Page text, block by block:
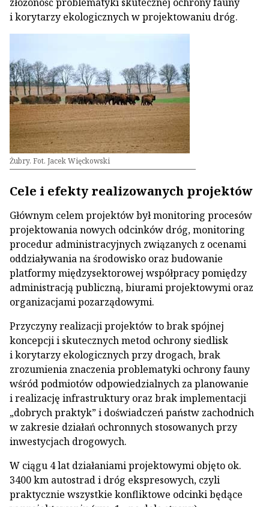
i korytarzy ekologicznych w projektowaniu dróg.
Żubry. Fot. Jacek Więckowski
Cele i efekty realizowanych projektów
Głównym celem projektów był monitoring procesów
projektowania nowych odcinków dróg, monitoring
procedur administracyjnych związanych z ocenami
oddziaływania na środowisko oraz budowanie
platformy międzysektorowej współpracy pomiędzy
administracją publiczną, biurami projektowymi oraz
organizacjami pozarządowymi.
Przyczyny realizacji projektów to brak spójnej
koncepcji i skutecznych metod ochrony siedlisk
i korytarzy ekologicznych przy drogach, brak
zrozumienia znaczenia problematyki ochrony fauny
wśród podmiotów odpowiedzialnych za planowanie
i realizację infrastruktury oraz brak implementacji
„dobrych praktyk” i doświadczeń państw zachodnich
w zakresie działań ochronnych stosowanych przy
inwestycjach drogowych.
W ciągu 4 lat działaniami projektowymi objęto ok.
3400 km autostrad i dróg ekspresowych, czyli
praktycznie wszystkie konfliktowe odcinki będące